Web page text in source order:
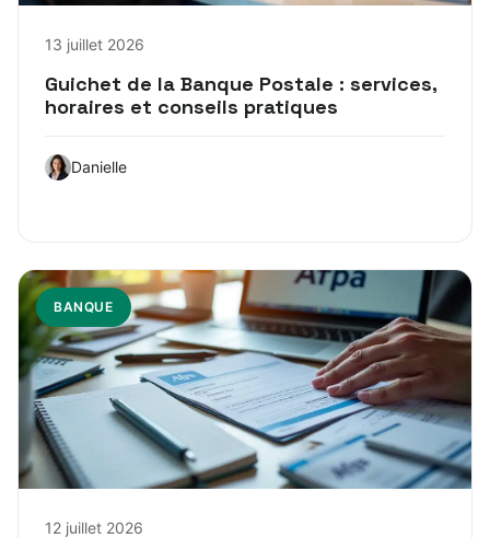
13 juillet 2026
Guichet de la Banque Postale : services,
horaires et conseils pratiques
Danielle
BANQUE
12 juillet 2026